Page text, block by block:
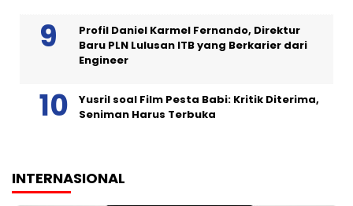
Profil Daniel Karmel Fernando, Direktur
Baru PLN Lulusan ITB yang Berkarier dari
Engineer
Yusril soal Film Pesta Babi: Kritik Diterima,
Seniman Harus Terbuka
INTERNASIONAL